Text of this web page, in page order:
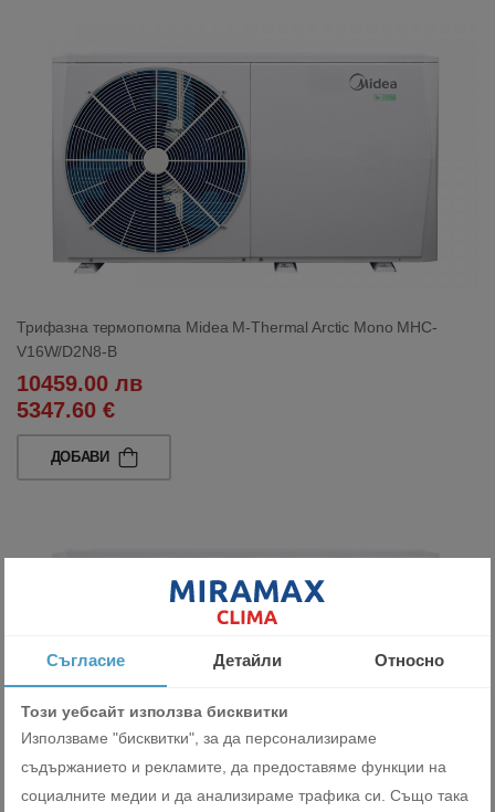
Трифазна термопомпа Midea M-Thermal Arctic Mono MHC-
V16W/D2N8-B
10459.00 лв
5347.60 €
ДОБАВИ
Съгласие Детайли Относно
Този уебсайт използва бисквитки
Използваме "бисквитки", за да персонализираме
съдържанието и рекламите, да предоставяме функции на
социалните медии и да анализираме трафика си. Също така